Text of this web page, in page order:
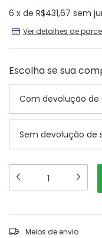
6 x de R$431,67 sem
Ver detalhes de
Escolha se sua
Com devolução de
Sem devolução de
Entregas para o CEP:
Meios de envio